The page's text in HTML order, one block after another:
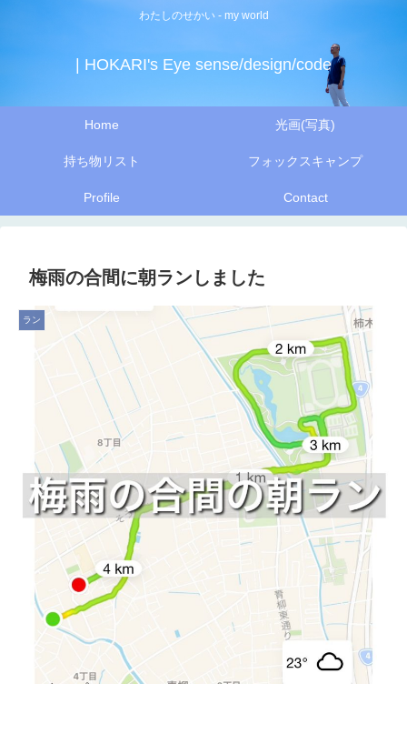
わたしのせかい - my world
| HOKARI's Eye sense/design/code
Home 光画(写真)
持ち物リスト フォックスキャンプ
Profile Contact
梅雨の合間に朝ランしました
ラン